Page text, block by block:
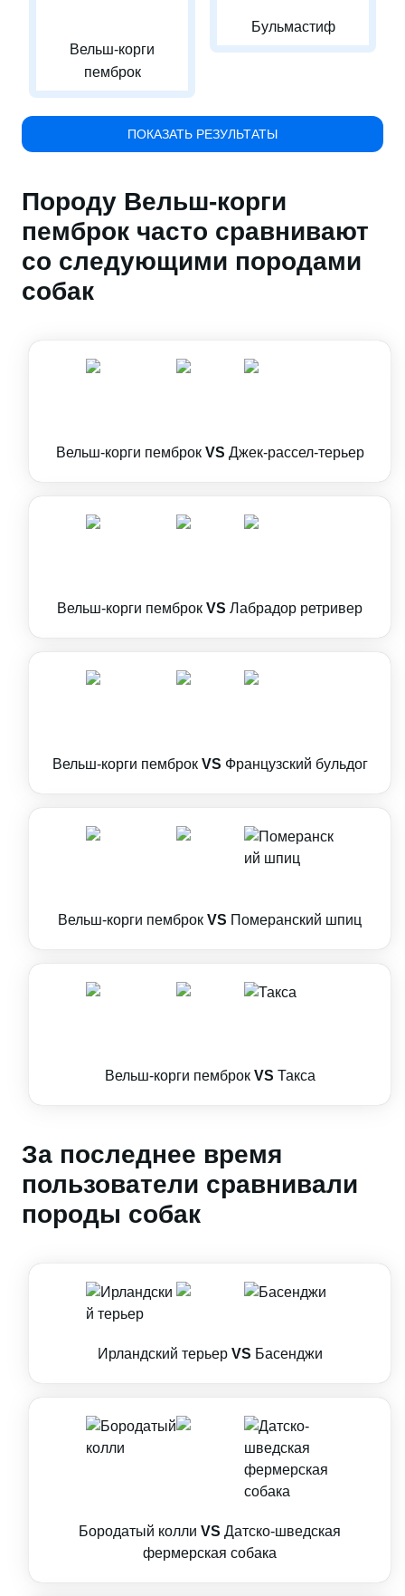
Вельш-корги
пемброк
Бульмастиф
ПОКАЗАТЬ РЕЗУЛЬТАТЫ
Породу Вельш-корги
пемброк часто сравнивают
со следующими породами
собак
Вельш-корги пемброк VS Джек-рассел-терьер
Вельш-корги пемброк VS Лабрадор ретривер
Вельш-корги пемброк VS Французский бульдог
Вельш-корги пемброк VS Померанский шпиц
Вельш-корги пемброк VS Такса
За последнее время
пользователи сравнивали
породы собак
Ирландский терьер VS Басенджи
Бородатый колли VS Датско-шведская
фермерская собака